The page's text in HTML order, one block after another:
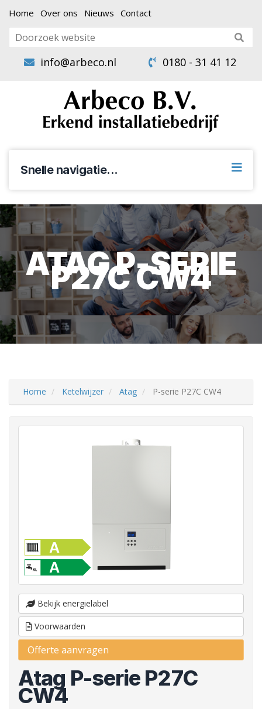
Home Over ons Nieuws Contact
info@arbeco.nl 0180 - 31 41 12
Snelle navigatie...
ATAG P-SERIE
P27C CW4
Home Ketelwijzer Atag P-serie P27C CW4
Bekijk energielabel
Voorwaarden
Offerte aanvragen
Atag P-serie P27C
CW4